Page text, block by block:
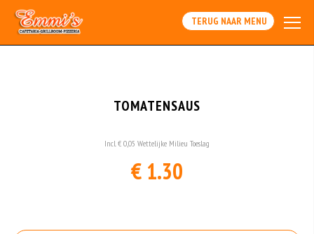
Array
TERUG NAAR MENU
TOMATENSAUS
Incl. € 0,05 Wettelijke Milieu Toeslag
€ 1.30